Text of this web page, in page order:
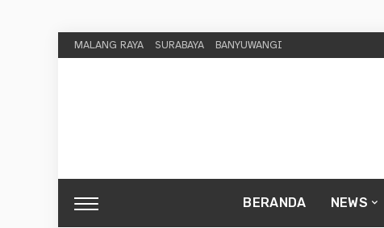
MALANG RAYA SURABAYA BANYUWANGI
BERANDA NEWS